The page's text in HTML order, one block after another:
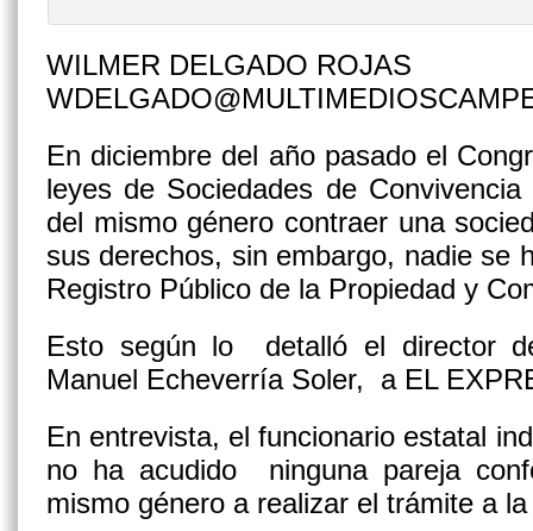
WILMER DELGADO ROJAS
En diciembre del año pasado el
leyes de Sociedades de
del mismo género contraer una
sus derechos, sin embargo, nadie se
Registro Público de la Propiedad y
Esto según lo detalló el director
Manuel Echeverría Soler, a EL
En entrevista, el funcionario estatal
no ha acudido ninguna pareja
mismo género a realizar el trámite a